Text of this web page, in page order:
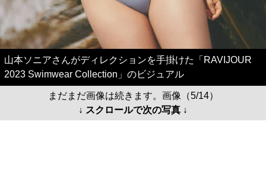
山本ソニアさんがディレクションを手掛けた「RAVIJOUR
2023 Swimwear Collection」のビジュアル
まだまだ画像は続きます。画像（5/14）
↓ スクロールで次の写真 ↓